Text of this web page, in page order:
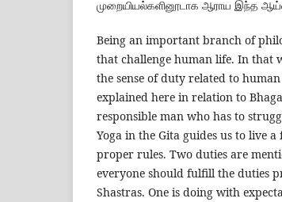
முறையியல்களினூடாக ஆராய இந்த
Being an important branch of
that challenge human life. In that
the sense of duty related to
explained here in relation to
responsible man who has to
Yoga in the Gita guides us to live
proper rules. Two duties are
everyone should fulfill the duties
Shastras. One is doing with